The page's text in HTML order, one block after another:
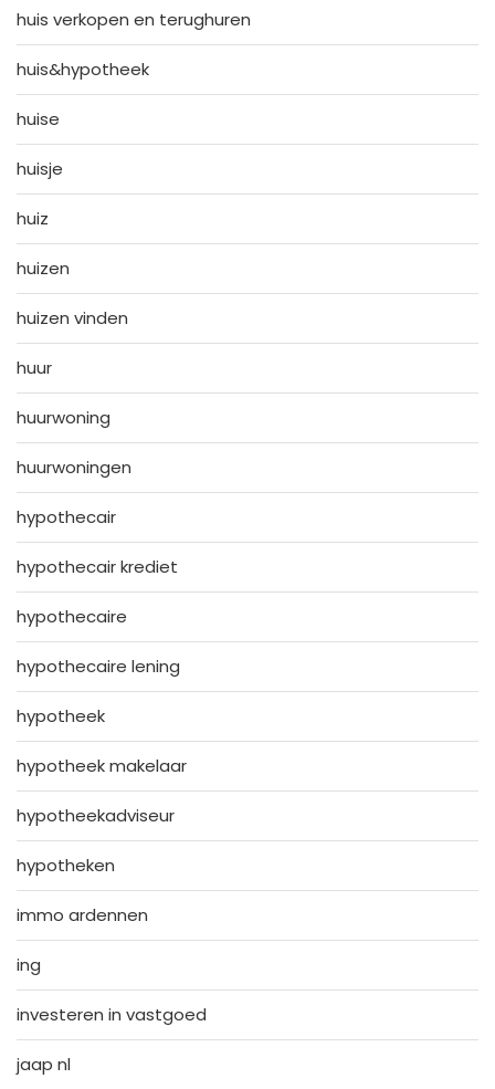
huis verkopen en terughuren
huis&hypotheek
huise
huisje
huiz
huizen
huizen vinden
huur
huurwoning
huurwoningen
hypothecair
hypothecair krediet
hypothecaire
hypothecaire lening
hypotheek
hypotheek makelaar
hypotheekadviseur
hypotheken
immo ardennen
ing
investeren in vastgoed
jaap nl